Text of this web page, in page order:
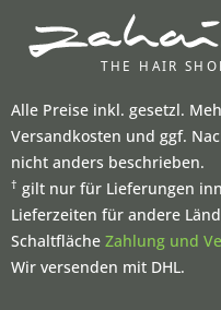
Alle Preise inkl. gesetzl.
Versandkosten und ggf.
nicht anders beschrieben.
† gilt nur für Lieferungen
Lieferzeiten für andere
Schaltfläche Zahlung und
Wir versenden mit DHL.